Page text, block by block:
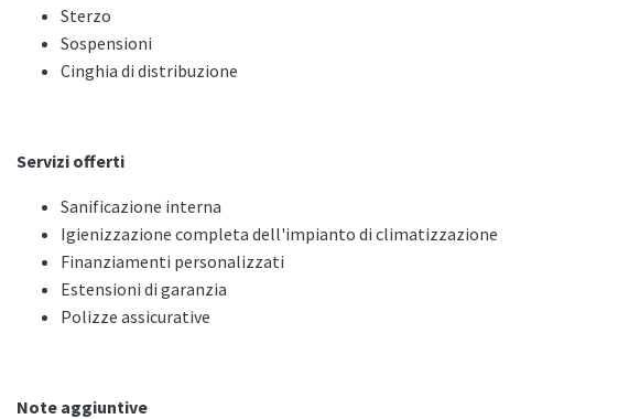
Sterzo
Sospensioni
Cinghia di distribuzione
Servizi offerti
Sanificazione interna
Igienizzazione completa dell'impianto di climatizzazione
Finanziamenti personalizzati
Estensioni di garanzia
Polizze assicurative
Note aggiuntive